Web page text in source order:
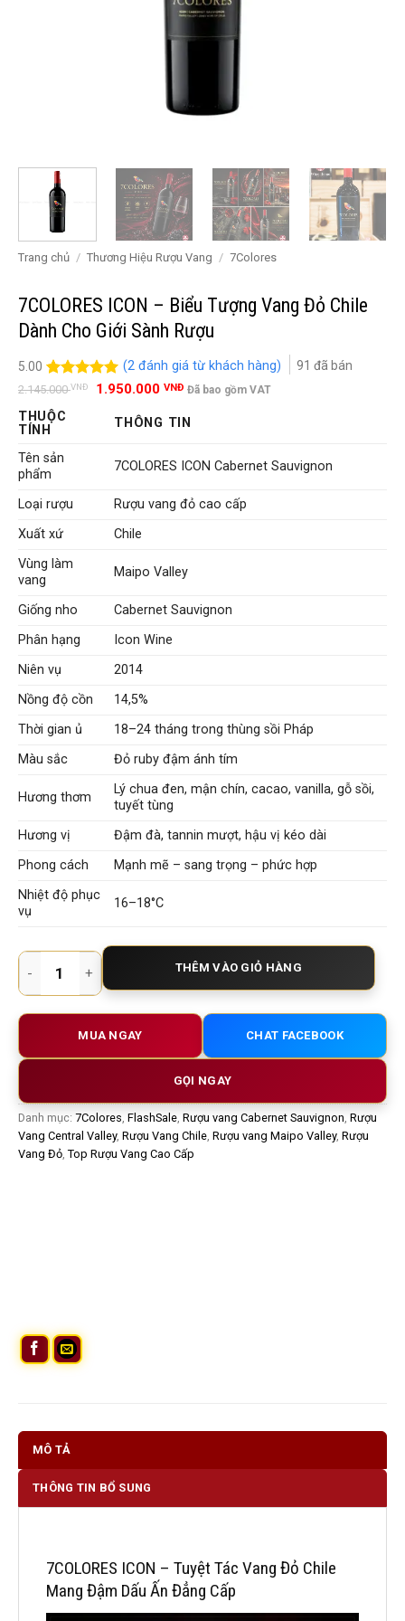
Trang chủ / Thương Hiệu Rượu Vang / 7Colores
7COLORES ICON – Biểu Tượng Vang Đỏ Chile
Dành Cho Giới Sành Rượu
5.00
5.00trên 5
2
(2đánh giá từ khách hàng) 91 đã bán
2.145.000VNĐ
Giá
2.145.000 VNĐ.
1.950.000 VNĐGiá
tại
là:
Đã bao gồm VAT
THUỘC
TÍNH
THÔNG TIN
Tên sản
phẩm
7COLORES ICON Cabernet Sauvignon
Loại rượu
Rượu vang đỏ cao cấp
Xuất xứ
Chile
Vùng làm
vang
Maipo Valley
Giống nho
Cabernet Sauvignon
Phân hạng
Icon Wine
Niên vụ
2014
Nồng độ cồn
14,5%
Thời gian ủ
18–24 tháng trong thùng sồi Pháp
Màu sắc
Đỏ ruby đậm ánh tím
Hương thơm
Lý chua đen, mận chín, cacao, vanilla, gỗ sồi,
tuyết tùng
Hương vị
Đậm đà, tannin mượt, hậu vị kéo dài
Phong cách
Mạnh mẽ – sang trọng – phức hợp
Nhiệt độ phục
vụ
16–18°C
7COLORES ICON – Biểu Tượng Vang Đỏ Chile Dành Cho Giới
THÊM VÀO GIỎ HÀNG
MUA NGAY CHAT FACEBOOK
GỌI NGAY
Danh mục: 7Colores FlashSale Rượu vang Cabernet Sauvignon Rượu
Vang Central Valley, Rượu Vang Chile Rượu vang Maipo Valley, Rượu
Vang Đỏ Top Rượu Vang Cao Cấp
MÔ TẢ
THÔNG TIN BỔ SUNG
7COLORES ICON – Tuyệt Tác Vang Đỏ Chile
Mang Đậm Dấu Ấn Đẳng Cấp